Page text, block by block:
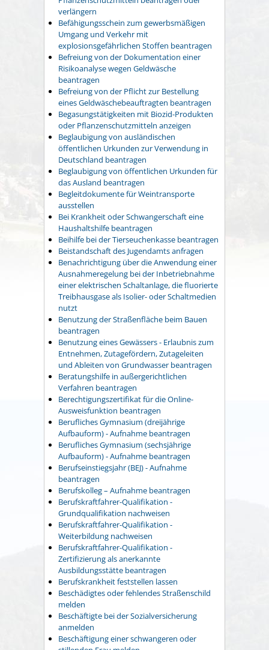
verlängern
Befähigungsschein zum gewerbsmäßigen
Umgang und Verkehr mit
explosionsgefährlichen Stoffen beantragen
Befreiung von der Dokumentation einer
Risikoanalyse wegen Geldwäsche
beantragen
Befreiung von der Pflicht zur Bestellung
eines Geldwäschebeauftragten beantragen
Begasungstätigkeiten mit Biozid-Produkten
oder Pflanzenschutzmitteln anzeigen
Beglaubigung von ausländischen
öffentlichen Urkunden zur Verwendung in
Deutschland beantragen
Beglaubigung von öffentlichen Urkunden für
das Ausland beantragen
Begleitdokumente für Weintransporte
ausstellen
Bei Krankheit oder Schwangerschaft eine
Haushaltshilfe beantragen
Beihilfe bei der Tierseuchenkasse beantragen
Beistandschaft des Jugendamts anfragen
Benachrichtigung über die Anwendung einer
Ausnahmeregelung bei der Inbetriebnahme
einer elektrischen Schaltanlage, die fluorierte
Treibhausgase als Isolier- oder Schaltmedien
nutzt
Benutzung der Straßenfläche beim Bauen
beantragen
Benutzung eines Gewässers - Erlaubnis zum
Entnehmen, Zutagefördern, Zutageleiten
und Ableiten von Grundwasser beantragen
Beratungshilfe in außergerichtlichen
Verfahren beantragen
Berechtigungszertifikat für die Online-
Ausweisfunktion beantragen
Berufliches Gymnasium (dreijährige
Aufbauform) - Aufnahme beantragen
Berufliches Gymnasium (sechsjährige
Aufbauform) - Aufnahme beantragen
Berufseinstiegsjahr (BEJ) - Aufnahme
beantragen
Berufskolleg – Aufnahme beantragen
Berufskraftfahrer-Qualifikation -
Grundqualifikation nachweisen
Berufskraftfahrer-Qualifikation -
Weiterbildung nachweisen
Berufskraftfahrer-Qualifikation -
Zertifizierung als anerkannte
Ausbildungsstätte beantragen
Berufskrankheit feststellen lassen
Beschädigtes oder fehlendes Straßenschild
melden
Beschäftigte bei der Sozialversicherung
anmelden
Beschäftigung einer schwangeren oder